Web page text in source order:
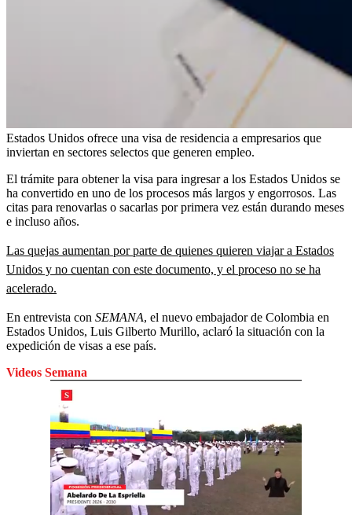
Estados Unidos ofrece una visa de residencia a empresarios que
inviertan en sectores selectos que generen empleo.
El trámite para obtener la visa para ingresar a los Estados Unidos se
ha convertido en uno de los procesos más largos y engorrosos. Las
citas para renovarlas o sacarlas por primera vez están durando meses
e incluso años.
Las quejas aumentan por parte de quienes quieren viajar a Estados
Unidos y no cuentan con este documento, y el proceso no se ha
acelerado.
En entrevista con SEMANA, el nuevo embajador de Colombia en
Estados Unidos, Luis Gilberto Murillo, aclaró la situación con la
expedición de visas a ese país.
Videos Semana